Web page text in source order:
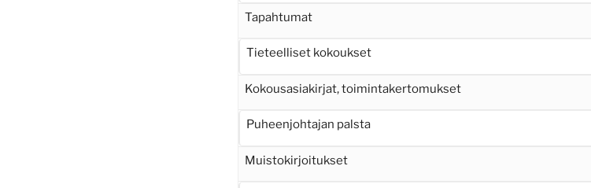
Tapahtumat
Tieteelliset kokoukset
Kokousasiakirjat, toimintakertomukset
Puheenjohtajan palsta
Muistokirjoitukset